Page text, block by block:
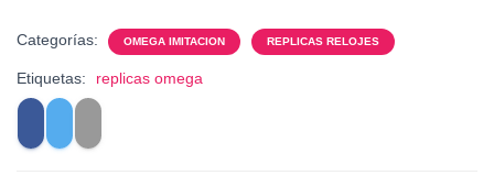
Categorías: OMEGA IMITACION REPLICAS RELOJES
Etiquetas: replicas omega